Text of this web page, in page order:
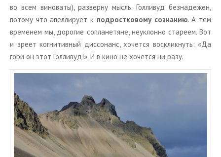
во всем ви­но­ва­ты), раз­вер­ну мысль. Гол­ли­вуд без­на­де­жен,
по­то­му что апел­ли­ру­ет к под­рост­ко­во­му со­зна­нию. А тем
вре­ме­нем мы, до­ро­гие сопла­не­тяне, неуклон­но ста­ре­ем. Вот
и зреет ко­гни­тив­ный дис­со­нанс, хо­чет­ся вос­клик­нуть: «Да
гори он этот Гол­ли­вуд!». И в кино не хо­чет­ся ни разу.